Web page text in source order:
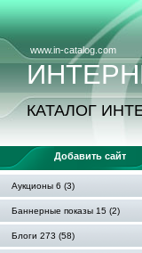
www.in-catalog.com
КАТАЛОГ
Добавить сайт
Аукционы 6 (3)
Баннерные показы 15 (2)
Блоги 273 (58)